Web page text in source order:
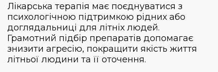
Лікарська терапія має поєднуватися з
психологічною підтримкою рідних або
доглядальниці для літніх людей.
Грамотний підбір препаратів допомагає
знизити агресію, покращити якість життя
літньої людини та її оточення.